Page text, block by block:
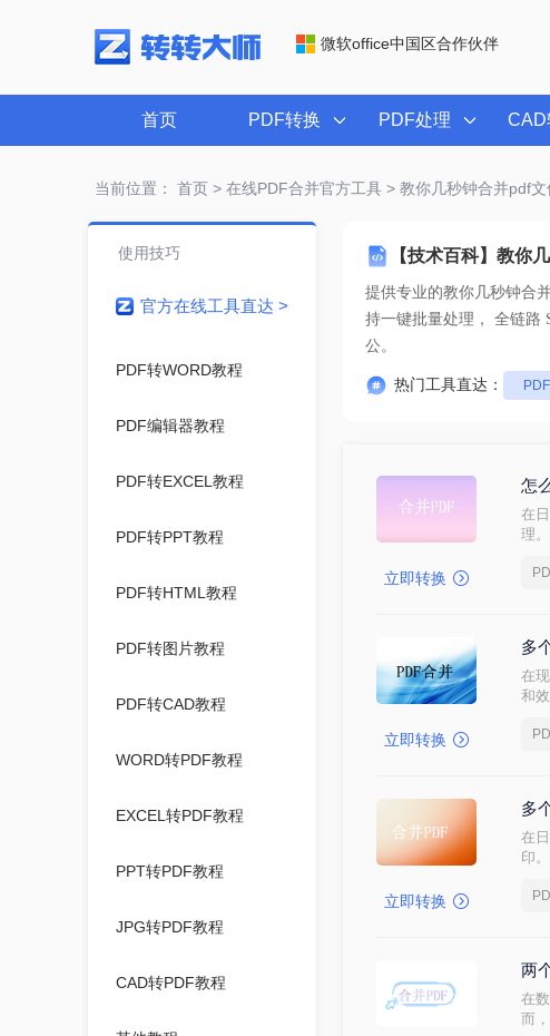
微软office中国区合作伙伴
首页 PDF转换 PDF处理 CAD
当前位置： 首页> 在线PDF合并官方工具> 教你几秒钟合并pdf文
【技术百科】教你
提供专业的教你几秒钟合
持一键批
公。
热门工具直达：
使用技巧
官方在线工具直达 >
PDF转WORD教程
PDF编辑器教程
PDF转EXCEL教程
PDF转PPT教程
PDF转HTML教程
PDF转图片教程
PDF转CAD教程
WORD转PDF教程
EXCEL转PDF教程
PPT转PDF教程
JPG转PDF教程
CAD转PDF教程
立即转换
怎
在
理
立即转换
多
在
和
立即转换
多
在
印
两
在
而